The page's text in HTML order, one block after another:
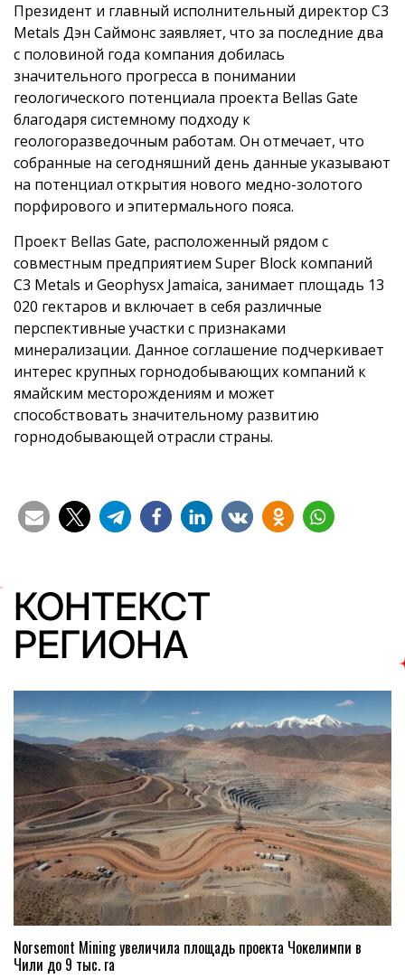
Президент и главный исполнительный директор C3
Metals Дэн Саймонс заявляет, что за последние два
с половиной года компания добилась
значительного прогресса в понимании
геологического потенциала проекта Bellas Gate
благодаря системному подходу к
геологоразведочным работам. Он отмечает, что
собранные на сегодняшний день данные указывают
на потенциал открытия нового медно-золотого
порфирового и эпитермального пояса.
Проект Bellas Gate, расположенный рядом с
совместным предприятием Super Block компаний
C3 Metals и Geophysx Jamaica, занимает площадь 13
020 гектаров и включает в себя различные
перспективные участки с признаками
минерализации. Данное соглашение подчеркивает
интерес крупных горнодобывающих компаний к
ямайским месторождениям и может
способствовать значительному развитию
горнодобывающей отрасли страны.
КОНТЕКСТ
РЕГИОНА
Norsemont Mining увеличила площадь проекта Чокелимпи в
Чили до 9 тыс. га